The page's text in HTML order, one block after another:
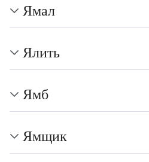
Ямал
Ялить
Ямб
Ямщик